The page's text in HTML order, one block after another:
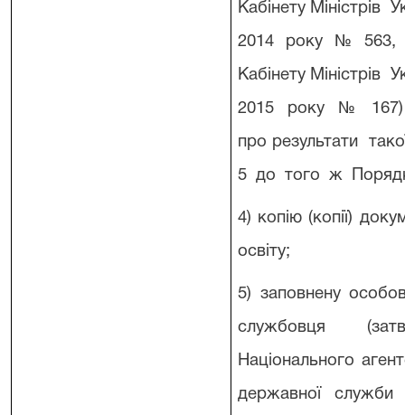
Кабінету
2014 року № 563, в
Кабінету Міністрів
2015 року № 167)
про результати
5 до того ж
4) копію (копії)
освіту;
5) заповнену
службовця
Національного
державної